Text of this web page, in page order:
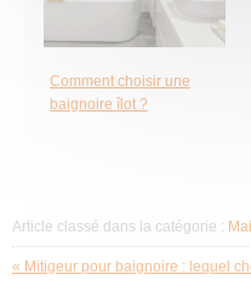
Comment choisir une
baignoire îlot ?
Article classé dans la catégorie :
« Mitigeur pour baignoire : lequel